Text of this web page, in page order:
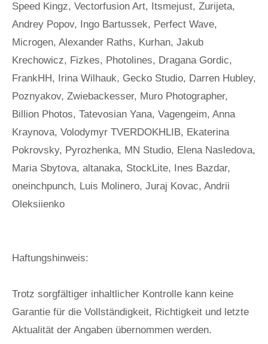
Speed Kingz, Vectorfusion Art, Itsmejust, Zurijeta,
Andrey Popov, Ingo Bartussek, Perfect Wave,
Microgen, Alexander Raths, Kurhan, Jakub
Krechowicz, Fizkes, Photolines, Dragana Gordic,
FrankHH, Irina Wilhauk, Gecko Studio, Darren Hubley,
Poznyakov, Zwiebackesser, Muro Photographer,
Billion Photos, Tatevosian Yana, Vagengeim, Anna
Kraynova, Volodymyr TVERDOKHLIB, Ekaterina
Pokrovsky, Pyrozhenka, MN Studio, Elena Nasledova,
Maria Sbytova, altanaka, StockLite, Ines Bazdar,
oneinchpunch, Luis Molinero, Juraj Kovac, Andrii
Oleksiienko
Haftungshinweis:
Trotz sorgfältiger inhaltlicher Kontrolle kann keine
Garantie für die Vollständigkeit, Richtigkeit und letzte
Aktualität der Angaben übernommen werden.